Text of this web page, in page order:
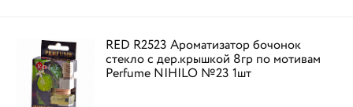
RED R2523 Ароматизатор бочонок
стекло с дер.крышкой 8гр по мотивам
Perfume NIHILO №23 1шт